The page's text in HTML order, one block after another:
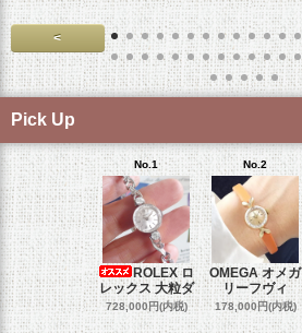
<
Pick Up
No.1
ROLEX ロ
レックス 大粒ダ
728,000円(内税)
No.2
OMEGA オメガ
リーフヴィ
178,000円(内税)